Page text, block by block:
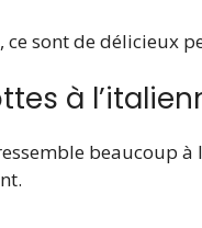
ce sont de délicieux
à
beaucoup